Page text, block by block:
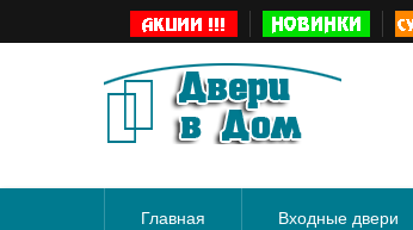
Главная Входные двери